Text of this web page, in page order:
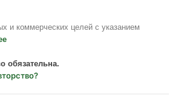
и коммерческих целей с указанием
обязательна.